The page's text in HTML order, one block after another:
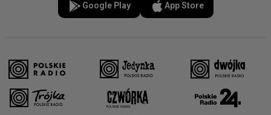
Google Play App Store